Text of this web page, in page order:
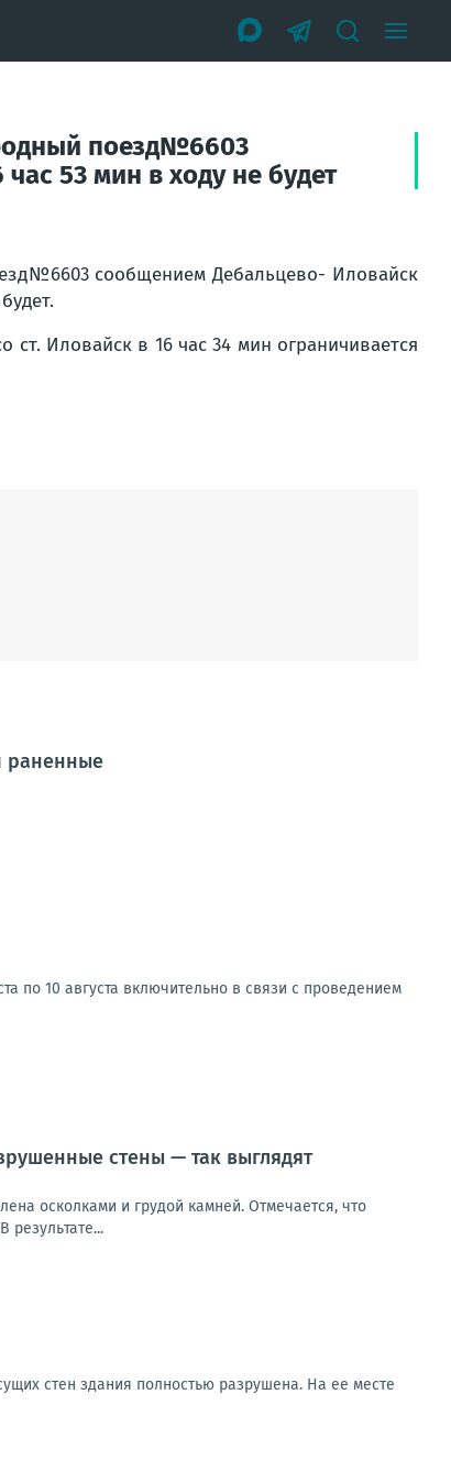
поезд№6603
53 мин в ходу не будет
сообщением Дебальцево- Иловайск
Иловайск в 16 час 34 мин ограничивается
раненные
по 10 августа включительно в связи с проведением
стены — так выглядят
осколками и грудой камней. Отмечается, что
стен здания полностью разрушена. На ее месте